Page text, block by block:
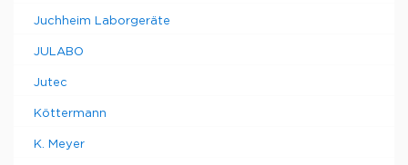
Juchheim Laborgeräte
JULABO
Jutec
Köttermann
K. Meyer